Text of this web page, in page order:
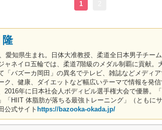
1
隆
愛知県生まれ。日体大准教授、柔道全日本男子チー
ャネイロ五輪では、柔道7階級のメダル制覇に貢献
「バズーカ岡田」の異名でテレビ、雑誌などメディ
ク、健康、ダイエットなど幅広いテーマで情報を発
2016年に日本社会人ボディビル選手権大会で優勝。
「HIIT 体脂肪が落ちる最強トレーニング」（ともに
公式サイト https://bazooka-okada.jp/